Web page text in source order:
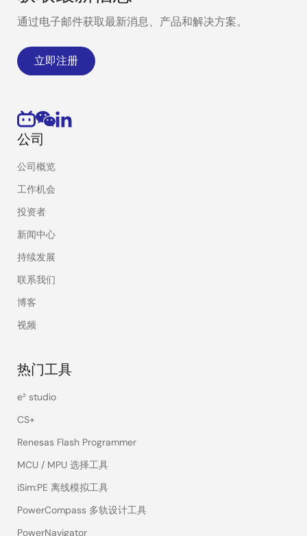
通过电子邮件获取最新消息、产品和解决方案。
立即注册
公司
公司概览
工作机会
投资者
新闻中心
持续发展
联系我们
博客
视频
热门工具
e² studio
CS+
Renesas Flash Programmer
MCU / MPU 选择工具
iSim:PE 离线模拟工具
PowerCompass 多轨设计工具
PowerNavigator